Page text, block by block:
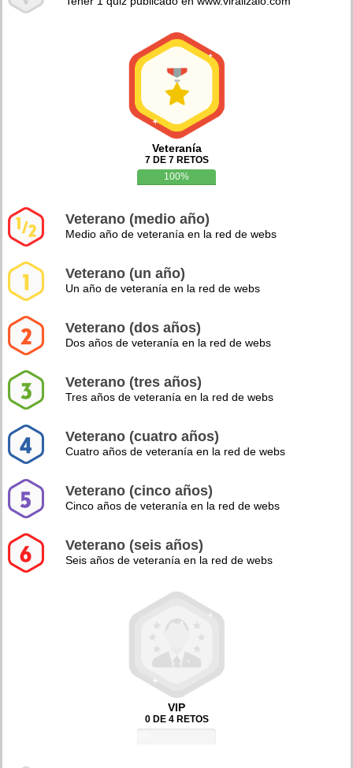
Veteranía
7 DE 7 RETOS
100%
Veterano (medio año)
Medio año de veteranía en la red de webs
Veterano (un año)
Un año de veteranía en la red de webs
Veterano (dos años)
Dos años de veteranía en la red de webs
Veterano (tres años)
Tres años de veteranía en la red de webs
Veterano (cuatro años)
Cuatro años de veteranía en la red de webs
Veterano (cinco años)
Cinco años de veteranía en la red de webs
Veterano (seis años)
Seis años de veteranía en la red de webs
VIP
0 DE 4 RETOS